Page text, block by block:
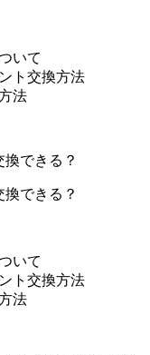
いて
ト交換方法
法
できる？
できる？
いて
ト交換方法
法